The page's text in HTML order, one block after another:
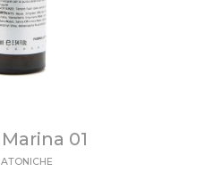
01
ATONICHE